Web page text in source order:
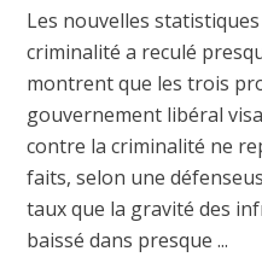
Les nouvelles
criminalité a reculé
montrent que les trois
gouvernement libéral
contre la criminalité ne
faits, selon une
taux que la gravité des
baissé dans presque ...